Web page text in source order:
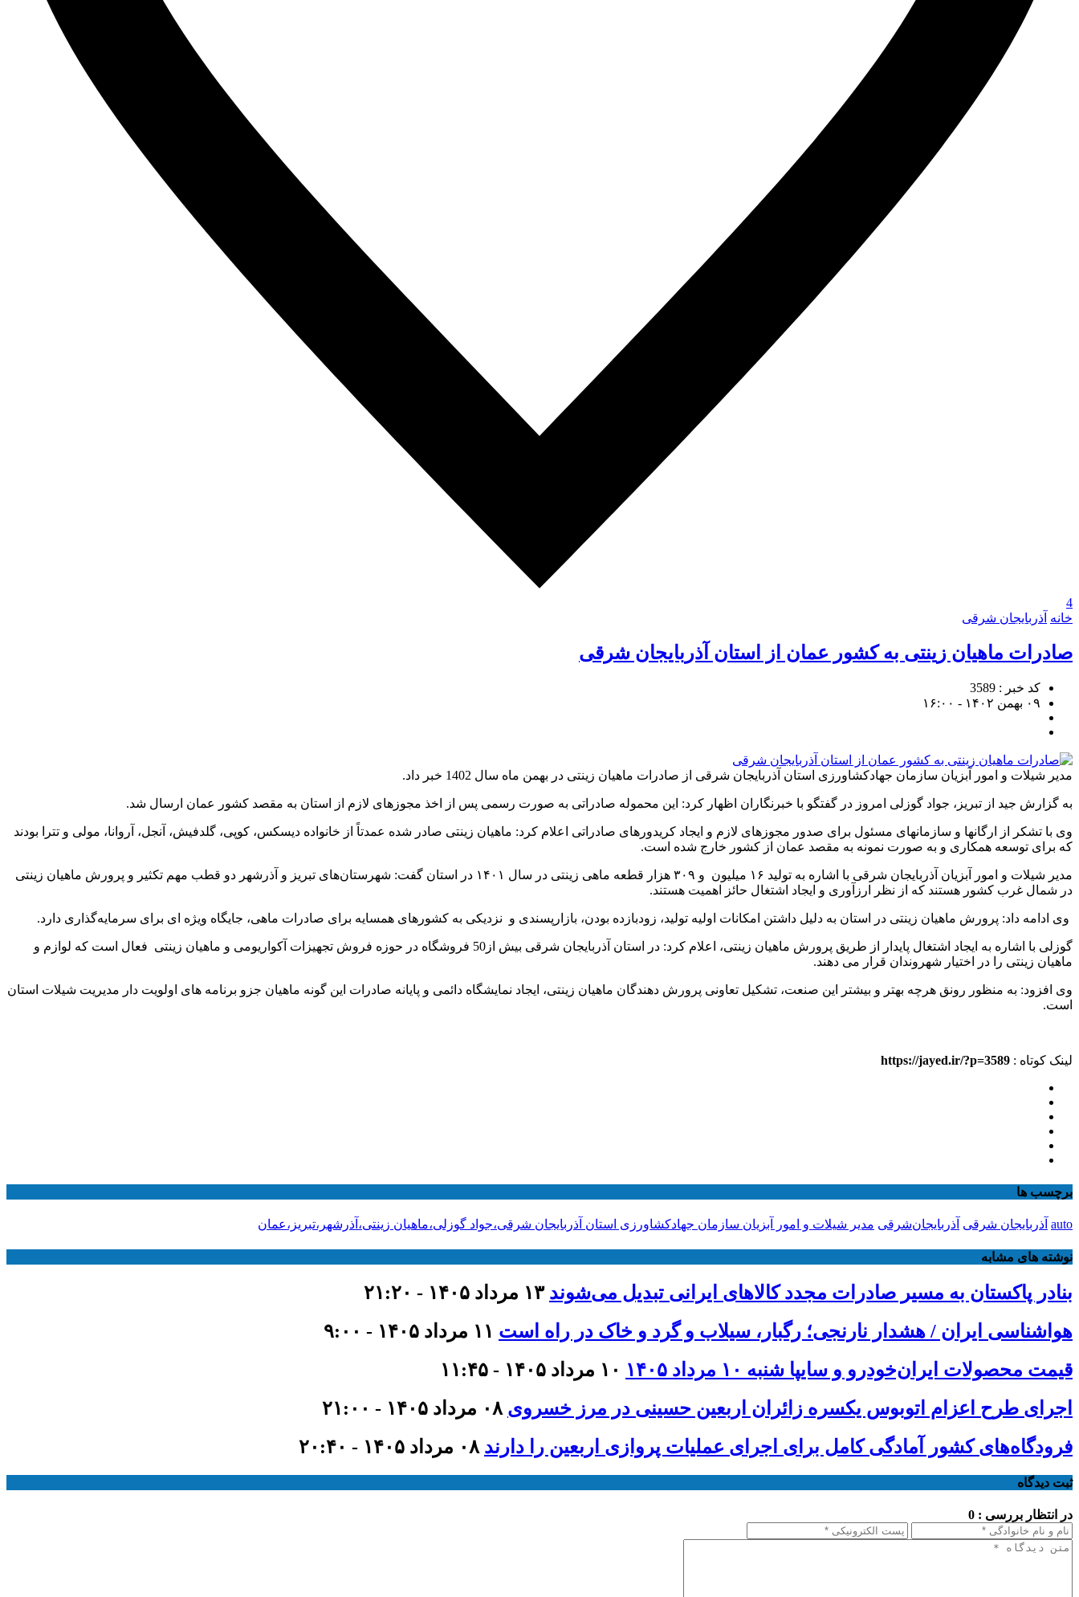
4
خانه آذربایجان شرقی
صادرات ماهیان زینتی به کشور عمان از استان آذربایجان شرقی
کد خبر : 3589
۰۹ بهمن ۱۴۰۲ - ۱۶:۰۰
مدیر شیلات و امور آبزیان سازمان جهادکشاورزی استان آذربایجان شرقی از صادرات ماهیان زینتی در بهمن ماه سال 1402 خبر داد.
به گزارش جید از تبریز، جواد گوزلی امروز در گفتگو با خبرنگاران اظهار کرد: این محموله صادراتی به صورت رسمی پس از اخذ مجوزهای لازم از استان به مقصد کشور عمان ارسال شد.
وی با تشکر از ارگانها و سازمانهای مسئول برای صدور مجوز‌های لازم و ایجاد کریدورهای صادراتی اعلام کرد: ماهیان زینتی صادر شده عمدتاً از خانواده دیسکس، کوپی، گلدفیش، آنجل، آروانا، مولی و تترا بودند
که برای توسعه همکاری و به صورت نمونه به مقصد عمان از کشور خارج شده است.
مدیر شیلات و امور آبزیان آذربایجان شرقی با اشاره به تولید ۱۶ میلیون و ۳۰۹ هزار قطعه ماهی زینتی در سال ۱۴۰۱ در استان گفت: شهرستان‌های تبریز و آذرشهر دو قطب مهم تکثیر و پرورش ماهیان زینتی
در شمال غرب کشور هستند که از نظر ارزآوری و ایجاد اشتغال حائز اهمیت هستند.
وی ادامه داد: پرورش ماهیان زینتی در استان به ‌دلیل داشتن امکانات اولیه تولید، زودبازده بودن، بازارپسندی و نزدیکی به کشورهای همسایه برای صادرات ماهی، جایگاه ویژه ای برای سرمایه‌گذاری دارد.
گوزلی با اشاره به ایجاد اشتغال پایدار از طریق پرورش ماهیان زینتی، اعلام کرد: در استان آذربایجان شرقی بیش از50 فروشگاه در حوزه فروش تجهیزات آکواریومی و ماهیان زینتی فعال است که لوازم و
ماهیان زینتی را در اختیار شهروندان قرار می دهند.
وی افزود: به منظور رونق هرچه بهتر و بیشتر این صنعت، تشکیل تعاونی پرورش دهندگان ماهیان زینتی، ایجاد نمایشگاه دائمی و پایانه صادرات این گونه ماهیان جزو برنامه های اولویت دار مدیریت شیلات استان
است.
لینک کوتاه : https://jayed.ir/?p=3589
برچسب ها
auto آذربایجان شرقی آذربایجان‌شرقی مدیر شیلات و امور آبزیان سازمان جهادکشاورزی استان آذربایجان شرقی،جواد گوزلی،ماهیان زینتی،آذرشهر،تبریز،عمان
نوشته های مشابه
بنادر پاکستان به مسیر صادرات مجدد کالاهای ایرانی تبدیل می‌شوند ۱۳ مرداد ۱۴۰۵ - ۲۱:۲۰
هواشناسی ایران / هشدار نارنجی؛ رگبار، سیلاب و گرد و خاک در راه است ۱۱ مرداد ۱۴۰۵ - ۹:۰۰
قیمت محصولات ایران‌خودرو و سایپا شنبه ۱۰ مرداد ۱۴۰۵
۱۰ مرداد ۱۴۰۵ - ۱۱:۴۵
اجرای طرح اعزام اتوبوس یکسره زائران اربعین حسینی در مرز خسروی ۰۸ مرداد ۱۴۰۵ - ۲۱:۰۰
فرودگاه‌های کشور آمادگی کامل برای اجرای عملیات پروازی اربعین را دارند ۰۸ مرداد ۱۴۰۵ - ۲۰:۴۰
ثبت دیدگاه
در انتظار بررسی : 0